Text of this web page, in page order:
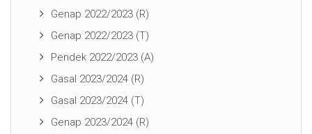
Genap 2022/2023 (R)
Genap 2022/2023 (T)
Pendek 2022/2023 (A)
Gasal 2023/2024 (R)
Gasal 2023/2024 (T)
Genap 2023/2024 (R)